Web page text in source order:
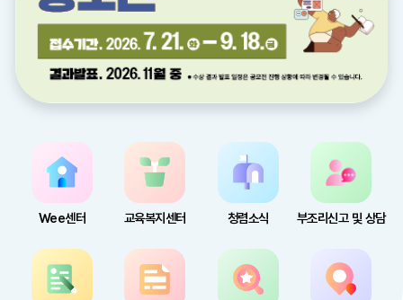
Wee센터 교육복지센터 청렴소식 부조리신고 및 상담